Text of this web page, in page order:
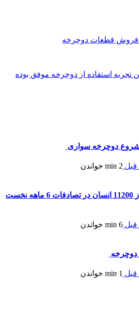
فروش قطعات دوچرخه
استفاده از دوچرخه موفق بوده
دوچرخه سواری
2 min
خواندن
باز هم کشته شدن بیش از 11200 انسان در تصادفات 6 ماهه نخست
6 min
خواندن
دوچرخه
1 min
خواندن